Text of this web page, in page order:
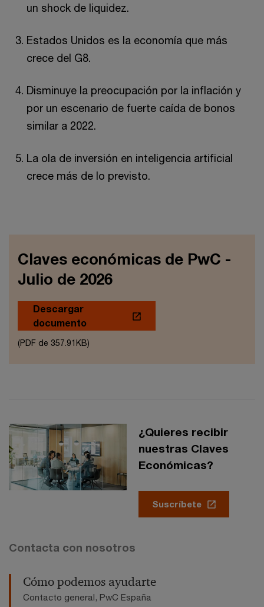
un shock de liquidez.
Estados Unidos es la economía que más
crece del G8.
Disminuye la preocupación por la inflación y
por un escenario de fuerte caída de bonos
similar a 2022.
La ola de inversión en inteligencia artificial
crece más de lo previsto.
Claves económicas de PwC -
Julio de 2026
Descargar
documento
(PDF de 357.91KB)
¿Quieres recibir
nuestras Claves
Económicas?
Suscríbete
Contacta con nosotros
Cómo podemos ayudarte
Contacto general, PwC España